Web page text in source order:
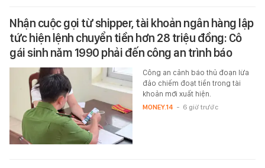
Nhận cuộc gọi từ shipper, tài khoản ngân hàng lập
tức hiện lệnh chuyển tiền hơn 28 triệu đồng: Cô
gái sinh năm 1990 phải đến công an trình báo
Công an cảnh báo thủ đoạn lừa
đảo chiếm đoạt tiền trong tài
khoản mới xuất hiện.
MONEY.14 - 6 giờ trước